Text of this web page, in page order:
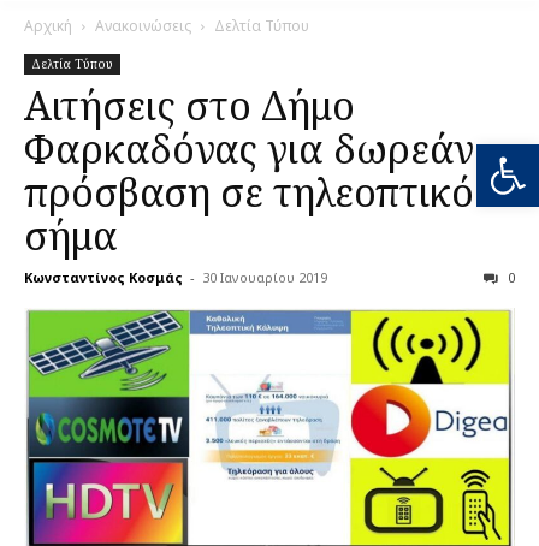
Αρχική Ανακοινώσεις Δελτία Τύπου
Δελτία Τύπου
Αιτήσεις στο Δήμο
Φαρκαδόνας για δωρεάν
πρόσβαση σε τηλεοπτικό
σήμα
Κωνσταντίνος Κοσμάς - 30 Ιανουαρίου 2019 0